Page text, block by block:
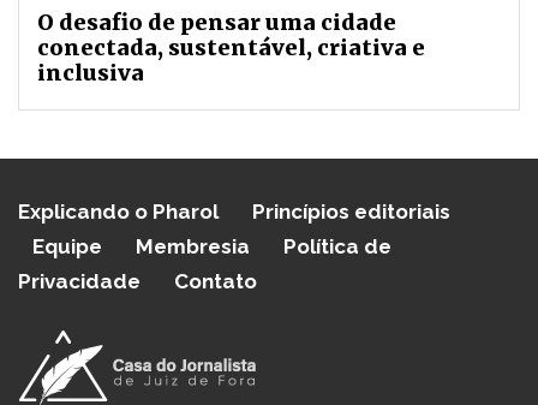
O desafio de pensar uma cidade
conectada, sustentável, criativa e
inclusiva
Explicando o Pharol
Princípios editoriais
Equipe
Membresia
Política de
Privacidade
Contato